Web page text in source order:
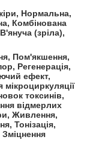
Нормальна,
Комбінована
(зріла),
Пом'якшення,
Регенерація,
ефект,
мікроциркуляції
токсинів,
відмерлих
Живлення,
Тонізація,
Зміцнення